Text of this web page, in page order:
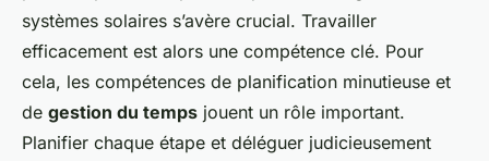
systèmes solaires s’avère crucial. Travailler
efficacement est alors une compétence clé. Pour
cela, les compétences de planification minutieuse et
de gestion du temps jouent un rôle important.
Planifier chaque étape et déléguer judicieusement